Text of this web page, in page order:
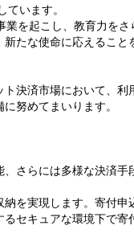
います。
を起こし、教育力をさ
たな使命に応えること
決済市場において、利
努めてまいります。
さらには多様な決済手
を実現します。寄付申
セキュアな環境下で寄